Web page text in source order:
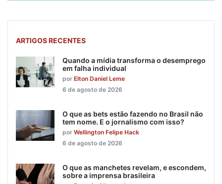
ARTIGOS RECENTES
Quando a mídia transforma o desemprego
em falha individual
por Elton Daniel Leme
6 de agosto de 2026
O que as bets estão fazendo no Brasil não
tem nome. E o jornalismo com isso?
por Wellington Felipe Hack
6 de agosto de 2026
O que as manchetes revelam, e escondem,
sobre a imprensa brasileira